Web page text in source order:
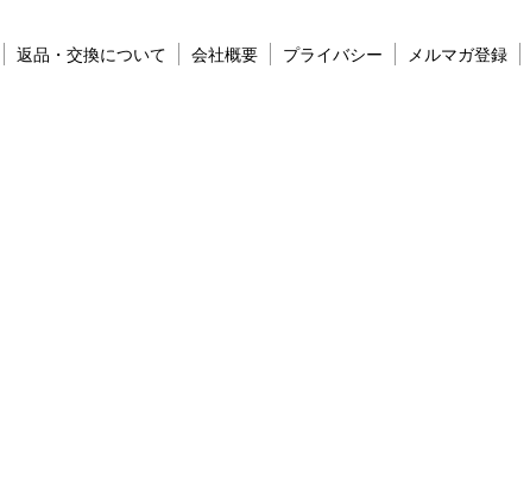
返品・交換について 会社概要 プライバシー メルマガ登録